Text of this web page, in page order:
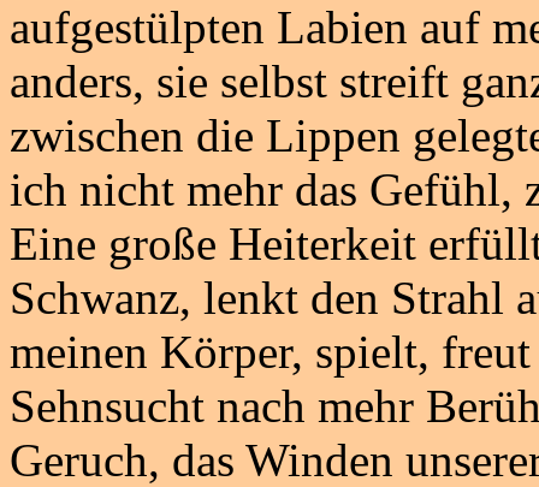
aufgestülpten Labien auf
anders, sie selbst streift
zwischen die Lippen
ich nicht mehr das Gefühl,
Eine große Heiterkeit
Schwanz, lenkt den Strahl
meinen Körper, spielt,
Sehnsucht nach mehr
Geruch, das Winden